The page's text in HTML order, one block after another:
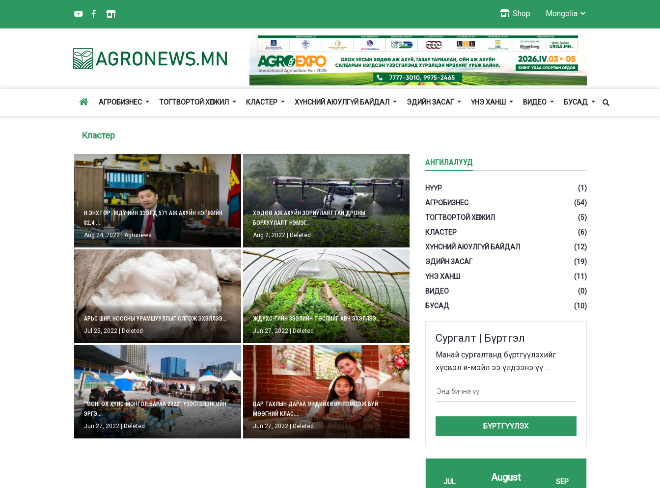
Shop
АГРОБИЗНЕС ТОГТВОРТОЙ ХӨГЖИЛ КЛАСТЕР ХҮНСНИЙ АЮУЛГҮЙ БАЙДАЛ ЭДИЙН ЗАСАГ ҮНЭ ХАНШ ВИДЕО БУСАД
Кластер
Н.ЭНХТӨР: ЖДҮ-ИЙН ЗЭЭЛД 571 АЖ АХУЙН НЭГЖИЙН
82,4 ...
Aug 24, 2022 | Agronews
ХӨДӨӨ АЖ АХУЙН ЗОРИУЛАЛТТАЙ ДРОНЫ
БОРЛУУЛАЛТ НЭМЭГ...
Aug 2, 2022 | Deleted
АРЬС ШИР, НООСНЫ УРАМШУУЛЛЫГ ОЛГОЖ ЭХЭЛЛЭЭ...
Jul 25, 2022 | Deleted
ЖДҮХС-ГИЙН ЗЭЭЛИЙН ТӨСЛИЙГ АВЧ ЭХЭЛЛЭЭ...
Jun 27, 2022 | Deleted
“МОНГОЛ ХҮНС-МОНГОЛ БАРАА 2022” ҮЗЭСГЭЛЭНГИЙН
ЭРГЭ...
Jun 27, 2022 | Deleted
ЦАР ТАХЛЫН ДАРАА ӨНДИЙХӨӨР ТЭМЦЭЖ БУЙ
МӨӨГНИЙ КЛАС...
Jun 27, 2022 | Deleted
АНГИЛАЛУУД
НҮҮР
(1)
АГРОБИЗНЕС
(54)
ТОГТВОРТОЙ ХӨГЖИЛ
(5)
КЛАСТЕР
(6)
ХҮНСНИЙ АЮУЛГҮЙ БАЙДАЛ
(12)
ЭДИЙН ЗАСАГ
(19)
ҮНЭ ХАНШ
(11)
ВИДЕО
(0)
БУСАД
(10)
Сургалт | Бүртгэл
Манай сургалтанд бүртгүүлэхийг
хүсвэл и-мэйл ээ үлдээнэ үү ...
БҮРТГҮҮЛЭХ
JUL August SEP